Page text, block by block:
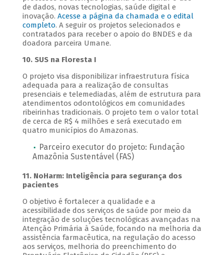
de dados, novas tecnologias, saúde digital e
inovação. Acesse a página da chamada e o edital
completo. A seguir os projetos selecionados e
contratados para receber o apoio do BNDES e da
doadora parceira Umane.
10. SUS na Floresta I
O projeto visa disponibilizar infraestrutura física
adequada para a realização de consultas
presenciais e telemediadas, além de estrutura para
atendimentos odontológicos em comunidades
ribeirinhas tradicionais. O projeto tem o valor total
de cerca de R$ 4 milhões e será executado em
quatro municípios do Amazonas.
Parceiro executor do projeto: Fundação
Amazônia Sustentável (FAS)
11. NoHarm: Inteligência para segurança dos
pacientes
O objetivo é fortalecer a qualidade e a
acessibilidade dos serviços de saúde por meio da
integração de soluções tecnológicas avançadas na
Atenção Primária à Saúde, focando na melhoria da
assistência farmacêutica, na regulação do acesso
aos serviços, melhoria do preenchimento do